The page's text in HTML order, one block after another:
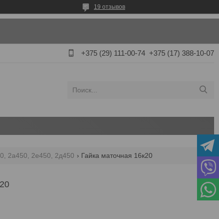
19 отзывов
+375 (29) 111-00-74 +375 (17) 388-10-07
2а450, 2е450, 2д450 Гайка маточная 16к20